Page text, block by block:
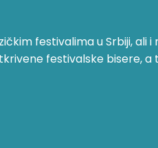
festivalima u Srbiji,
festivalske bisere,